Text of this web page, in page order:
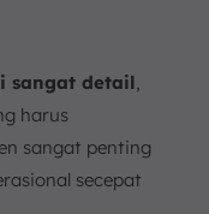
sangat detail,
harus
sangat penting
secepat